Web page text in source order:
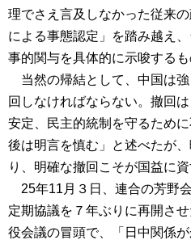
理でさえ言及しなかった従来
による事態認定」を踏み越え
事的関与を具体的に示唆するも
当然の帰結として、中国は
回しなければならない。撤回
安定、民主的統制を守るため
後は明言を慎む」と述べたが
り、明確な撤回こそが国益に資
25年11月３日、連合の芳野
定期協議を７年ぶりに再開さ
役会議の冒頭で、「日中関係